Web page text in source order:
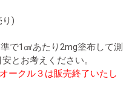
)
で1㎠あたり2mg塗布して測
とお考えください。
クル３は販売終了いたし